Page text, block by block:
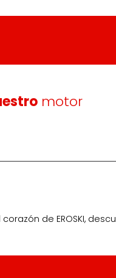
motor
de EROSKI,
pequeños puedan
los quesos
de cada una
Bizkaia; el acuerdo
proveedores de